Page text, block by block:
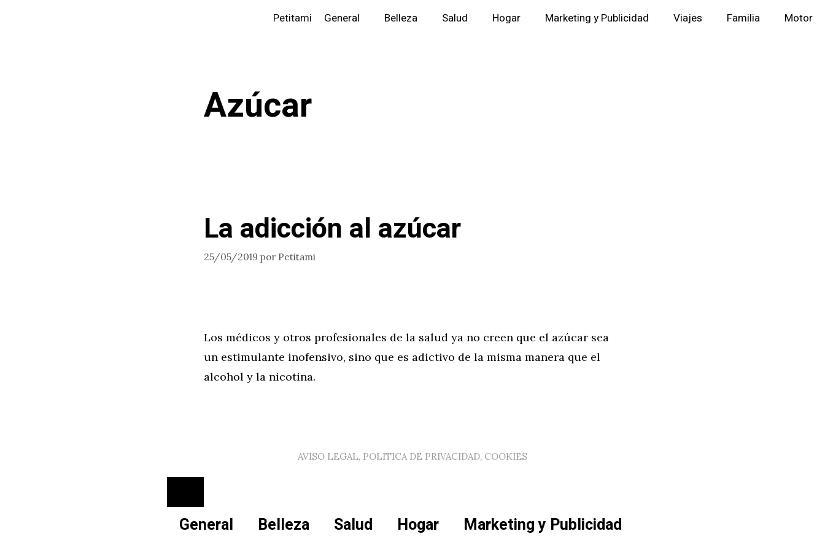
Petitami General Belleza Salud Hogar Marketing y Publicidad Viajes Familia Motor
Azúcar
La adicción al azúcar
25/05/2019 por Petitami
Los médicos y otros profesionales de la salud ya no creen que el azúcar sea
un estimulante inofensivo, sino que es adictivo de la misma manera que el
alcohol y la nicotina.
AVISO LEGAL, POLITICA DE PRIVACIDAD, COOKIES
Cerrar
General Belleza Salud Hogar Marketing y Publicidad